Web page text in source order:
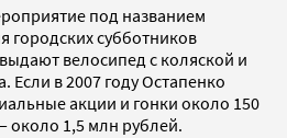
под названием
городских субботников
велосипед с коляской и
в 2007 году Остапенко
акции и гонки около 150
около 1,5 млн рублей.